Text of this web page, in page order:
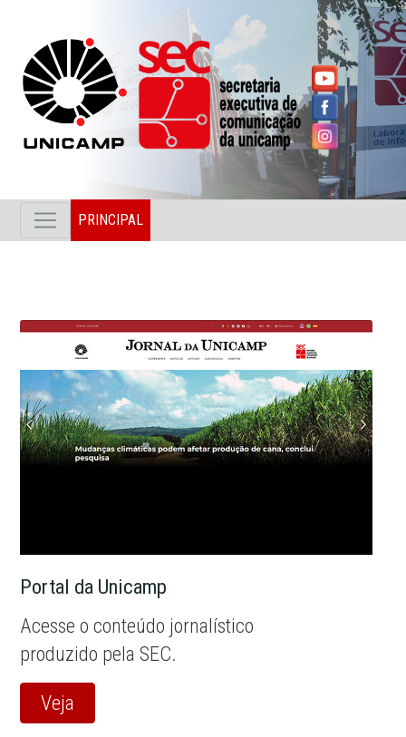
PRINCIPAL
Portal da Unicamp
Acesse o conteúdo jornalístico
produzido pela SEC.
Veja